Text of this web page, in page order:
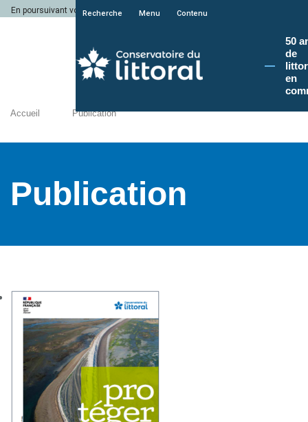
En poursuivant votre navigation sur le site du Conservatoire du littoral, vous
Recherche Menu Contenu
50
de
en
Accueil Publication
Publication